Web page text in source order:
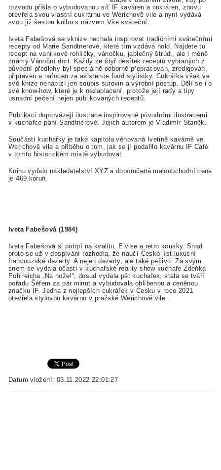
rozvodu přišla o vybudovanou síť IF kaváren a cukráren, znovu
otevřela svou vlastní cukrárnu ve Werichově vile a nyní vydává
svou již šestou knihu s názvem Vše sváteční.
Iveta Fabešová se vknize nechala inspirovat tradičními svátečními
recepty od Marie Sandtnerové, které tím vzdává hold. Najdete tu
recept na vanilkové rohlíčky, vánočku, jablečný štrúdl, ale i méně
známý Vánoční dort. Každý ze čtyř desítek receptůvybraných z
původní předlohy byl speciálně odborně přepracován, zredigován,
připraven a nafocen za asistence food stylistky. Cukrářka však ve
své knize nenabízí jen soupis surovin a výrobní postup. Dělí se i o
své know-how, které je k nezaplacení, protože její rady a tipy
usnadní pečení nejen publikovaných receptů.
Publikaci doprovázejí ilustrace inspirované původními ilustracemi
v kuchařce paní Sandtnerové. Jejich autorem je Vladimír Staněk.
Součástí kuchařky je také kapitola věnovaná Ivetině kavárně ve
Werichově vile a příběhu o tom, jak se jí podařilo kavárnu IF Café
v tomto historickém místě vybudovat.
Knihu vydalo nakladatelství XYZ a doporučená maloobchodní cena
je 469 korun.
Iveta Fabešová (1984)
Iveta Fabešová si potrpí na kvalitu, Elvise a retro kousky. Snad
proto se už v dospívání rozhodla, že naučí Česko jíst luxusní
francouzské dezerty. A nejen dezerty, ale také pečivo. Za svým
snem se vydala účastí v kuchařské reality show kuchaře Zdeňka
Pohlreicha „Na nože!“, dosud vydala pět kuchařek, stala se tváří
pořadu Šéfem za pár minut a vybudovala oblíbenou a ceněnou
značku IF. Jedna z nejlepších cukrářek v Česku v roce 2021
otevřela stylovou kavárnu v pražské Werichově vile.
Datum vložení: 03.11.2022 22:01:27